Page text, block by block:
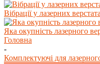
Вібрації у лазерних
Яка окупність лазерного
Головна
-
Комплектуючі для